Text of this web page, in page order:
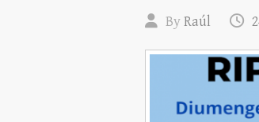
ByRaúl